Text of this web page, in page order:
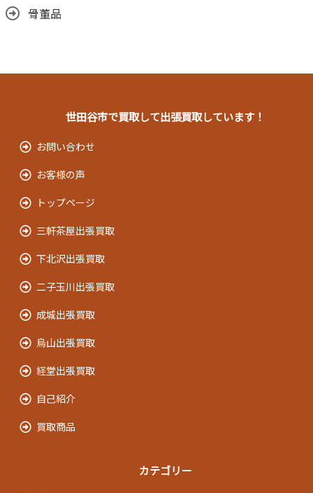
骨董品
世田谷市で買取して出張買取しています！
お問い合わせ
お客様の声
トップページ
三軒茶屋出張買取
下北沢出張買取
二子玉川出張買取
成城出張買取
烏山出張買取
経堂出張買取
自己紹介
買取商品
カテゴリー